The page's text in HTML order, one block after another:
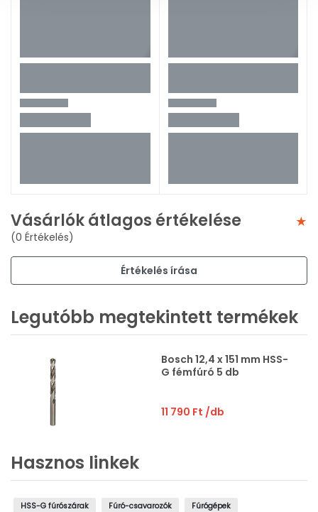
Vásárlók átlagos értékelése
(0 Értékelés)
Értékelés írása
Legutóbb megtekintett termékek
Bosch 12,4 x 151 mm HSS-
G fémfúró 5 db
11 790 Ft /db
Hasznos linkek
HSS-G fúrószárak Fúró-csavarozók Fúrógépek